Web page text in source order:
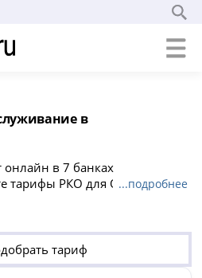
в
онлайн в 7 банках
тарифы РКО для ООО и ИП,
...подробнее
тариф